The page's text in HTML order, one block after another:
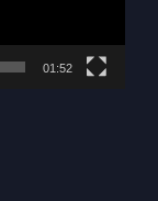
01:52